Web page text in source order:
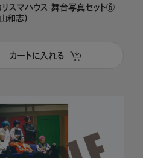
リスマハウス 舞台写真セット⑥
和志）
カートに入れる